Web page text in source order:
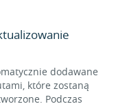
dodawane
które zostaną
Podczas